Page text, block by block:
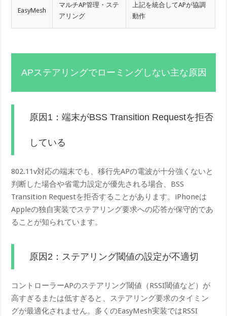
EasyMesh
マルチAP管理・ステ
アリング
上記を統合してAPが協調
動作
APステアリングでローミングしない主な原因
原因1：端末がBSS Transition Requestを拒否
している
802.11v対応の端末でも、移行先APの電波が十分強くないと
判断した場合や省電力設定が優先される場合、BSS
Transition Requestを拒否することがあります。iPhoneは
Appleの独自実装でステアリング要求への応答が保守的であ
ることが知られています。
原因2：ステアリング閾値の設定が不適切
コントローラーAPのステアリング閾値（RSSI閾値など）が
高すぎるまたは低すぎると、ステアリング要求のタイミン
グが最適化されません。多くのEasyMesh実装ではRSSI